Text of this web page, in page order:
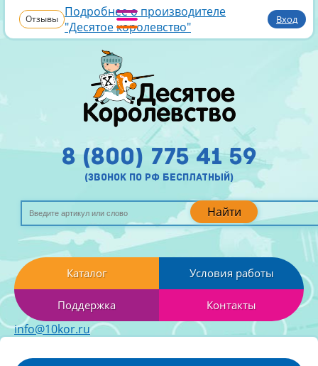
Отзывы Подробнее о производителе
"Десятое королевство"
Вход
Найти
8 (800) 775 41 59
(звонок по рф бесплатный)
Каталог Условия работы
Поддержка Контакты
info@10kor.ru